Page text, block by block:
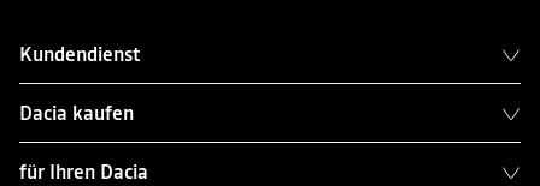
Kundendienst
Dacia kaufen
für Ihren Dacia